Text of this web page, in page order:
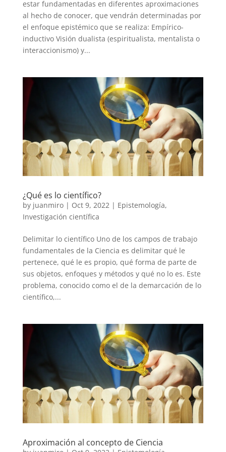
estar fundamentadas en diferentes aproximaciones
al hecho de conocer, que vendrán determinadas por
el enfoque epistémico que se realiza: Empírico-
inductivo Visión dualista (espiritualista, mentalista o
interaccionismo) y...
¿Qué es lo científico?
by juanmiro| Oct 9, 2022| Epistemología,
Investigación científica
Delimitar lo científico Uno de los campos de trabajo
fundamentales de la Ciencia es delimitar qué le
pertenece, qué le es propio, qué forma de parte de
sus objetos, enfoques y métodos y qué no lo es. Este
problema, conocido como el de la demarcación de lo
científico,...
Aproximación al concepto de Ciencia